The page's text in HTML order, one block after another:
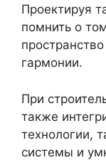
Проектируя
помнить о
гармонии.
При
также
технологии,
системы и